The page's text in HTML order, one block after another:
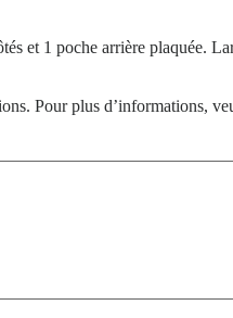
et 1 poche arrière plaquée.
Pour plus d’informations,